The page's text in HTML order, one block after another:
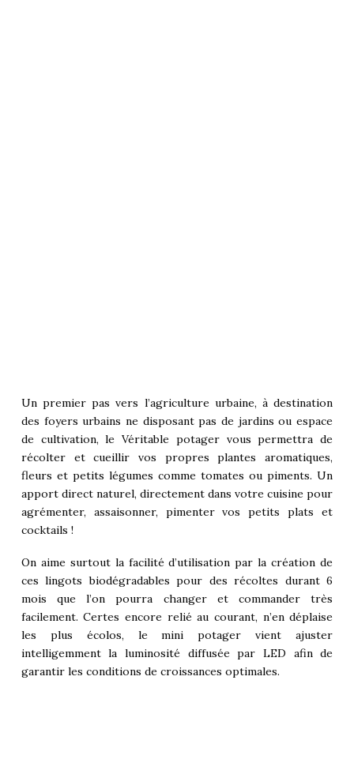
Un premier pas vers l’agriculture urbaine, à destination
des foyers urbains ne disposant pas de jardins ou espace
de cultivation, le Véritable potager vous permettra de
récolter et cueillir vos propres plantes aromatiques,
fleurs et petits légumes comme tomates ou piments. Un
apport direct naturel, directement dans votre cuisine pour
agrémenter, assaisonner, pimenter vos petits plats et
cocktails !
On aime surtout la facilité d’utilisation par la création de
ces lingots biodégradables pour des récoltes durant 6
mois que l’on pourra changer et commander très
facilement. Certes encore relié au courant, n’en déplaise
les plus écolos, le mini potager vient ajuster
intelligemment la luminosité diffusée par LED afin de
garantir les conditions de croissances optimales.